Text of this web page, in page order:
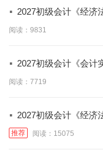
· 2027初级会计《经济
阅读：9831
· 2027初级会计《会计
阅读：7719
· 2027初级会计《经济
推荐 阅读：15075